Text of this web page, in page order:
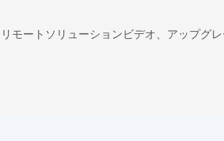
ートソリューションビデオ、アップグ